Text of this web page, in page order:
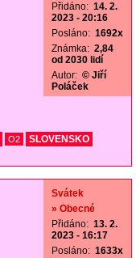
Přidáno: 14. 2.
2023 - 20:16
Posláno: 1692x
Známka: 2,84
od 2030 lidí
Autor: © Jiří
Poláček
O2
SLOVENSKO
Svátek
» Obecné
Přidáno: 13. 2.
2023 - 16:17
Posláno: 1633x